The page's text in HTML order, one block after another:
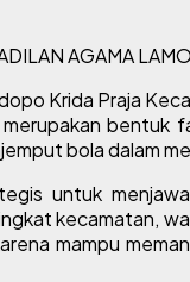
Krida Praja
bentuk
bola dalam
untuk
kecamatan,
mampu